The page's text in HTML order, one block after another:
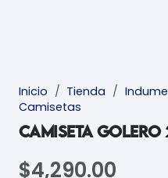
Inicio / Tienda /
Camisetas
CAMISETA
$4,290.00